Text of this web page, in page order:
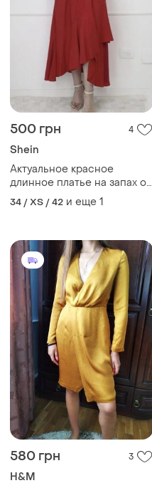
500 грн 4
Shein
Актуальное красное
длинное платье на запах от
shein
34 / XS / 42 и еще 1
580 грн 3
H&M